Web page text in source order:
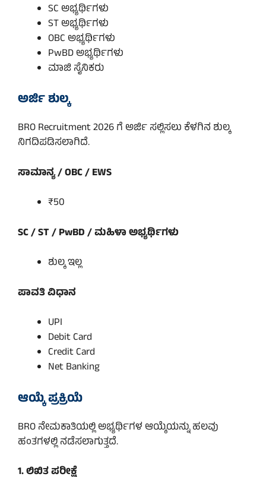
SC ಅಭ್ಯರ್ಥಿಗಳು
ST ಅಭ್ಯರ್ಥಿಗಳು
OBC ಅಭ್ಯರ್ಥಿಗಳು
PwBD ಅಭ್ಯರ್ಥಿಗಳು
ಮಾಜಿ ಸೈನಿಕರು
ಅರ್ಜಿ ಶುಲ್ಕ
BRO Recruitment 2026 ಗೆ ಅರ್ಜಿ ಸಲ್ಲಿಸಲು ಕೆಳಗಿನ ಶುಲ್ಕ
ನಿಗದಿಪಡಿಸಲಾಗಿದೆ.
ಸಾಮಾನ್ಯ / OBC / EWS
₹50
SC / ST / PwBD / ಮಹಿಳಾ ಅಭ್ಯರ್ಥಿಗಳು
ಶುಲ್ಕ ಇಲ್ಲ
ಪಾವತಿ ವಿಧಾನ
UPI
Debit Card
Credit Card
Net Banking
ಆಯ್ಕೆ ಪ್ರಕ್ರಿಯೆ
BRO ನೇಮಕಾತಿಯಲ್ಲಿ ಅಭ್ಯರ್ಥಿಗಳ ಆಯ್ಕೆಯನ್ನು ಹಲವು
ಹಂತಗಳಲ್ಲಿ ನಡೆಸಲಾಗುತ್ತದೆ.
1. ಲಿಖಿತ ಪರೀಕ್ಷೆ